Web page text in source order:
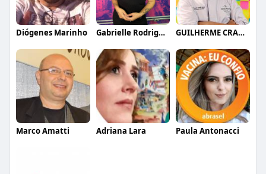
Diógenes Marinho Gabrielle Rodrigues GUILHERME CRAMER BALLE
Marco Amatti Adriana Lara Paula Antonacci